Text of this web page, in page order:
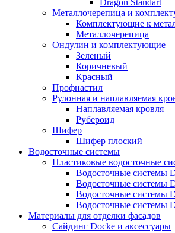
Dragon Standart
Металлочерепица и
Комплектующие к
Металлочерепица
Ондулин и комплектующие
Зеленый
Коричневый
Красный
Профнастил
Рулонная и наплавляемая
Наплавляемая кровля
Рубероид
Шифер
Шифер плоский
Водосточные системы
Пластиковые водосточные
Водосточные системы
Водосточные системы
Водосточные системы
Водосточные системы
Материалы для отделки фасадов
Сайдинг Docke и аксессуары